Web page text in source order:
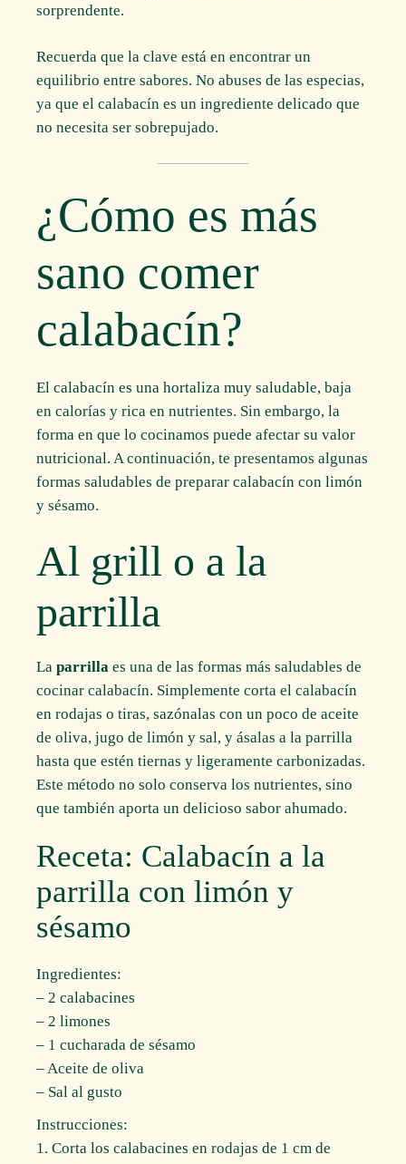
sorprendente.
Recuerda que la clave está en encontrar un
equilibrio entre sabores. No abuses de las especias,
ya que el calabacín es un ingrediente delicado que
no necesita ser sobrepujado.
¿Cómo es más
sano comer
calabacín?
El calabacín es una hortaliza muy saludable, baja
en calorías y rica en nutrientes. Sin embargo, la
forma en que lo cocinamos puede afectar su valor
nutricional. A continuación, te presentamos algunas
formas saludables de preparar calabacín con limón
y sésamo.
Al grill o a la
parrilla
Laparrilla es una de las formas más saludables de
cocinar calabacín. Simplemente corta el calabacín
en rodajas o tiras, sazónalas con un poco de aceite
de oliva, jugo de limón y sal, y ásalas a la parrilla
hasta que estén tiernas y ligeramente carbonizadas.
Este método no solo conserva los nutrientes, sino
que también aporta un delicioso sabor ahumado.
Receta: Calabacín a la
parrilla con limón y
sésamo
Ingredientes:
– 2 calabacines
– 2 limones
– 1 cucharada de sésamo
– Aceite de oliva
– Sal al gusto
Instrucciones:
1. Corta los calabacines en rodajas de 1 cm de